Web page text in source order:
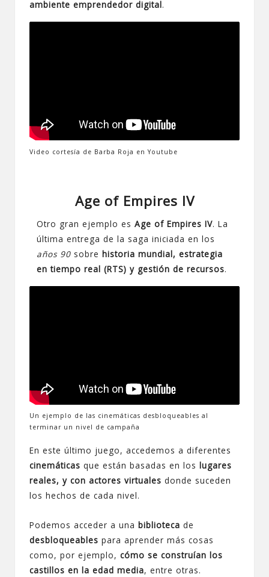
ambiente emprendedor digital.
Video cortesía de Barba Roja en Youtube
Age of Empires IV
Otro gran ejemplo es Age of Empires IV. La
última entrega de la saga iniciada en los
años 90 sobre historia mundial, estrategia
en tiempo real (RTS) y gestión de recursos.
Un ejemplo de las cinemáticas desbloqueables al
terminar un nivel de campaña
En este último juego, accedemos a diferentes
cinemáticas que están basadas en los lugares
reales, y con actores virtuales donde suceden
los hechos de cada nivel.
Podemos acceder a una biblioteca de
desbloqueables para aprender más cosas
como, por ejemplo, cómo se construían los
castillos en la edad media, entre otras.